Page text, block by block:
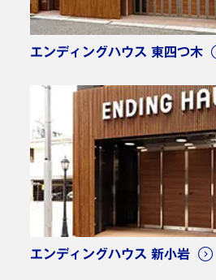
変ありがたかったです。他のスタ
ださって大満足です。お寺の方も
たので助かりました。
東大阪市 U様
葬儀プラン: 家族葬
エンディングハウス 東四つ木
エンディングハウス 新小岩